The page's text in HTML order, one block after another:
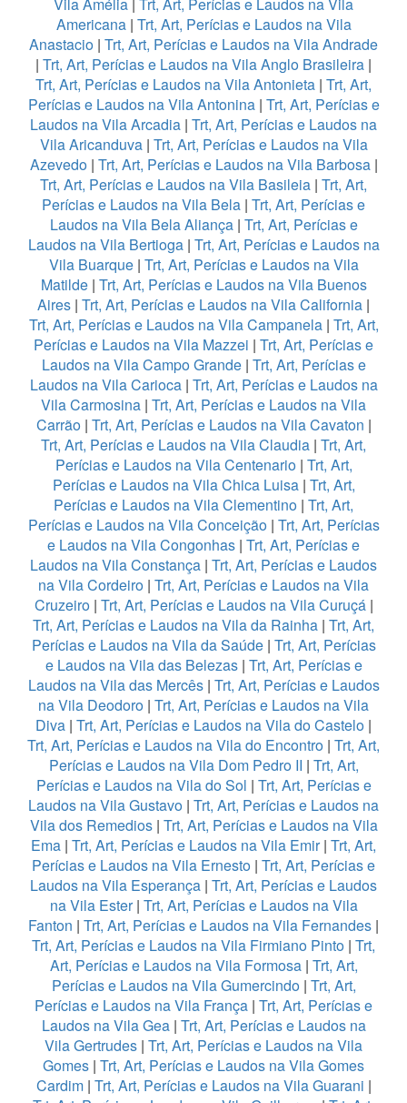
Vila Amélia | Trt, Art, Perícias e Laudos na Vila
Americana| Trt, Art, Perícias e Laudos na Vila
Anastacio | Trt, Art, Perícias e Laudos na Vila Andrade
| Trt, Art, Perícias e Laudos na Vila Anglo Brasileira |
Trt, Art, Perícias e Laudos na Vila Antonieta | Trt, Art,
Perícias e Laudos na Vila Antonina| Trt, Art, Perícias e
Laudos na Vila Arcadia | Trt, Art, Perícias e Laudos na
Vila Aricanduva| Trt, Art, Perícias e Laudos na Vila
Azevedo| Trt, Art, Perícias e Laudos na Vila Barbosa|
Trt, Art, Perícias e Laudos na Vila Basileia | Trt, Art,
Perícias e Laudos na Vila Bela | Trt, Art, Perícias e
Laudos na Vila Bela Aliança| Trt, Art, Perícias e
Laudos na Vila Bertioga| Trt, Art, Perícias e Laudos na
Vila Buarque| Trt, Art, Perícias e Laudos na Vila
Matilde| Trt, Art, Perícias e Laudos na Vila Buenos
Aires | Trt, Art, Perícias e Laudos na Vila California |
Trt, Art, Perícias e Laudos na Vila Campanela| Trt, Art,
Perícias e Laudos na Vila Mazzei | Trt, Art, Perícias e
Laudos na Vila Campo Grande| Trt, Art, Perícias e
Laudos na Vila Carioca| Trt, Art, Perícias e Laudos na
Vila Carmosina | Trt, Art, Perícias e Laudos na Vila
Carrão| Trt, Art, Perícias e Laudos na Vila Cavaton |
Trt, Art, Perícias e Laudos na Vila Claudia | Trt, Art,
Perícias e Laudos na Vila Centenario| Trt, Art,
Perícias e Laudos na Vila Chica Luisa | Trt, Art,
Perícias e Laudos na Vila Clementino | Trt, Art,
Perícias e Laudos na Vila Conceição| Trt, Art, Perícias
e Laudos na Vila Congonhas | Trt, Art, Perícias e
Laudos na Vila Constança | Trt, Art, Perícias e Laudos
na Vila Cordeiro | Trt, Art, Perícias e Laudos na Vila
Cruzeiro | Trt, Art, Perícias e Laudos na Vila Curuçá |
Trt, Art, Perícias e Laudos na Vila da Rainha | Trt, Art,
Perícias e Laudos na Vila da Saúde| Trt, Art, Perícias
e Laudos na Vila das Belezas| Trt, Art, Perícias e
Laudos na Vila das Mercês| Trt, Art, Perícias e Laudos
na Vila Deodoro | Trt, Art, Perícias e Laudos na Vila
Diva | Trt, Art, Perícias e Laudos na Vila do Castelo |
Trt, Art, Perícias e Laudos na Vila do Encontro | Trt, Art,
Perícias e Laudos na Vila Dom Pedro II | Trt, Art,
Perícias e Laudos na Vila do Sol | Trt, Art, Perícias e
Laudos na Vila Gustavo | Trt, Art, Perícias e Laudos na
Vila dos Remedios| Trt, Art, Perícias e Laudos na Vila
Ema | Trt, Art, Perícias e Laudos na Vila Emir| Trt, Art,
Perícias e Laudos na Vila Ernesto | Trt, Art, Perícias e
Laudos na Vila Esperança | Trt, Art, Perícias e Laudos
na Vila Ester| Trt, Art, Perícias e Laudos na Vila
Fanton | Trt, Art, Perícias e Laudos na Vila Fernandes |
Trt, Art, Perícias e Laudos na Vila Firmiano Pinto | Trt,
Art, Perícias e Laudos na Vila Formosa| Trt, Art,
Perícias e Laudos na Vila Gumercindo| Trt, Art,
Perícias e Laudos na Vila França | Trt, Art, Perícias e
Laudos na Vila Gea| Trt, Art, Perícias e Laudos na
Vila Gertrudes | Trt, Art, Perícias e Laudos na Vila
Gomes | Trt, Art, Perícias e Laudos na Vila Gomes
Cardim| Trt, Art, Perícias e Laudos na Vila Guarani |